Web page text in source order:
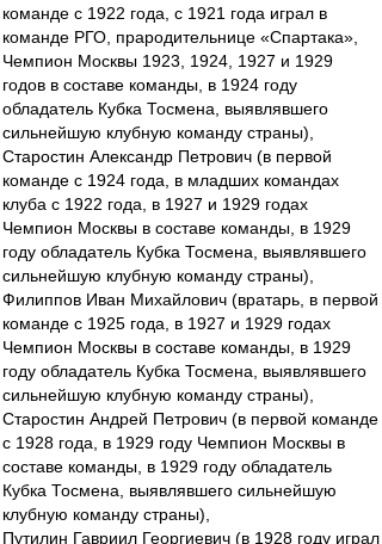
команде с 1922 года, с 1921 года играл в
команде РГО, прародительнице «Спартака»,
Чемпион Москвы 1923, 1924, 1927 и 1929
годов в составе команды, в 1924 году
обладатель Кубка Тосмена, выявлявшего
сильнейшую клубную команду страны),
Старостин Александр Петрович (в первой
команде с 1924 года, в младших командах
клуба с 1922 года, в 1927 и 1929 годах
Чемпион Москвы в составе команды, в 1929
году обладатель Кубка Тосмена, выявлявшего
сильнейшую клубную команду страны),
Филиппов Иван Михайлович (вратарь, в первой
команде с 1925 года, в 1927 и 1929 годах
Чемпион Москвы в составе команды, в 1929
году обладатель Кубка Тосмена, выявлявшего
сильнейшую клубную команду страны),
Старостин Андрей Петрович (в первой команде
с 1928 года, в 1929 году Чемпион Москвы в
составе команды, в 1929 году обладатель
Кубка Тосмена, выявлявшего сильнейшую
клубную команду страны),
Путилин Гавриил Георгиевич (в 1928 году играл